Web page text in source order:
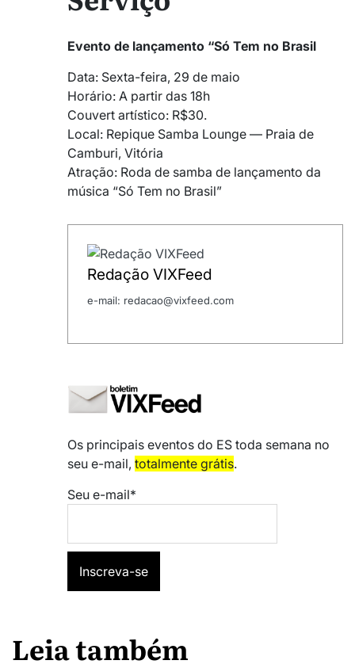
Evento de lançamento “Só Tem no Brasil
Data: Sexta-feira, 29 de maio
Horário: A partir das 18h
Couvert artístico: R$30.
Local: Repique Samba Lounge — Praia de
Camburi, Vitória
Atração: Roda de samba de lançamento da
música “Só Tem no Brasil”
Redação VIXFeed
e-mail: redacao@vixfeed.com
Os principais eventos do ES toda semana no
seu e-mail, totalmente grátis.
Seu e-mail*
Leia também